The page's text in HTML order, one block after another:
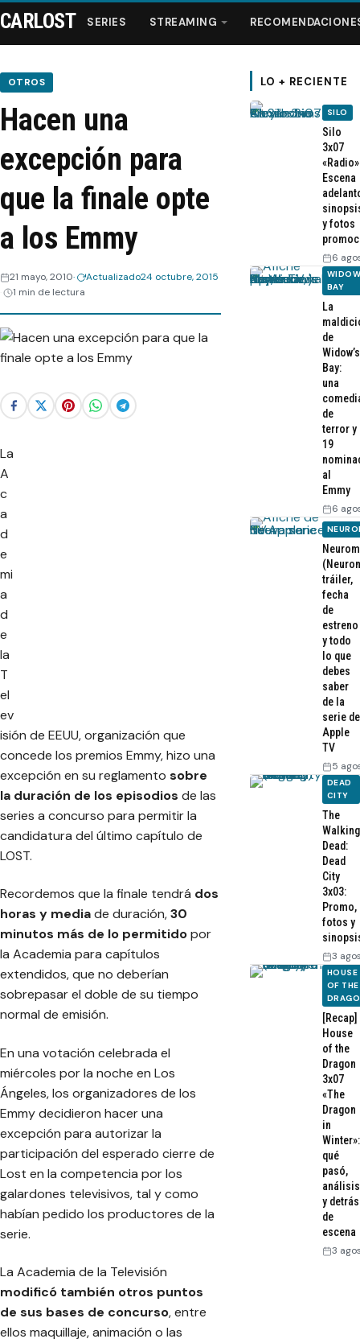
Series
Streaming
Recomendaciones
Webisodios
CARLOST SERIES STREAMING
OTROS
Hacen una
excepción para
que la finale opte
a los Emmy
21 mayo, 2010 Actualizado24 octubre, 2015
1 min de lectura
La
A
c
a
d
e
mi
a
d
e
la
T
el
ev
isión de EEUU, organización que
concede los premios Emmy, hizo una
excepción en su reglamento sobre
la duración de los episodios de las
series a concurso para permitir la
candidatura del último capítulo de
LOST.
Recordemos que la finale tendrá dos
horas y mediade duración,30
minutos más de lo permitidopor
la Academia para capítulos
extendidos, que no deberían
sobrepasar el doble de su tiempo
normal de emisión.
En una votación celebrada el
miércoles por la noche en Los
Ángeles, los organizadores de los
Emmy decidieron hacer una
excepción para autorizar la
participación del esperado cierre de
Lost en la competencia por los
galardones televisivos, tal y como
habían pedido los productores de la
serie.
La Academia de la Televisión
modificó también otros puntos
de sus bases de concurso, entre
ellos maquillaje, animación o las
LO + RECIENTE
SILO
Silo
3x07
Escena
y fotos
6
BAY
La
de
Widow’s
Bay:
una
de
terror y
19
al
Emmy
6
tráiler,
fecha
de
estreno
y todo
lo que
debes
saber
de la
serie de
Apple
TV
5
DEAD
CITY
The
Walking
Dead:
Dead
City
3x03:
Promo,
fotos y
3
HOUSE
OF THE
[Recap]
House
of the
Dragon
3x07
«The
Dragon
in
Winter»:
qué
pasó,
análisis
y detrás
de
escena
3